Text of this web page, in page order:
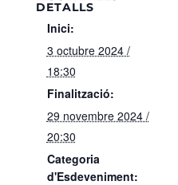
DETALLS
Inici:
3 octubre 2024 /
18:30
Finalització:
29 novembre 2024 /
20:30
Categoria
d'Esdeveniment: